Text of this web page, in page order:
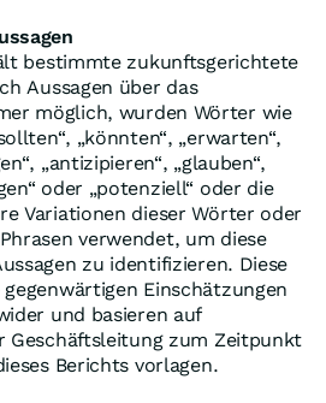
bestimmte zukunftsgerichtete
Aussagen über das
möglich, wurden Wörter wie
„könnten“, „erwarten“,
„antizipieren“, „glauben“,
oder „potenziell“ oder die
Variationen dieser Wörter oder
verwendet, um diese
zu identifizieren. Diese
Einschätzungen
und basieren auf
Geschäftsleitung zum Zeitpunkt
Berichts vorlagen.